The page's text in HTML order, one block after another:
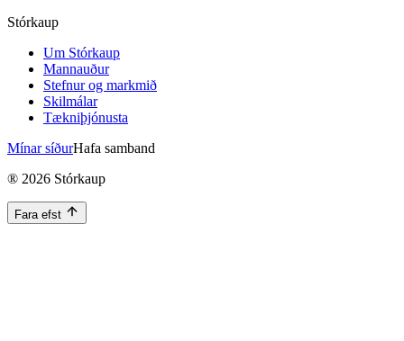
Stórkaup
Um Stórkaup
Mannauður
Stefnur og markmið
Skilmálar
Tækniþjónusta
Mínar síðurHafa samband
® 2026 Stórkaup
Fara efst